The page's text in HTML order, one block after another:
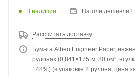
В наличии Нашли дешевле?
Рассчитать доставку
Бумага Albeo Engineer Paper,
рулонах (0,841×175 м, 80 г/м²,
148%) (в упаковке 2 рулона, цена